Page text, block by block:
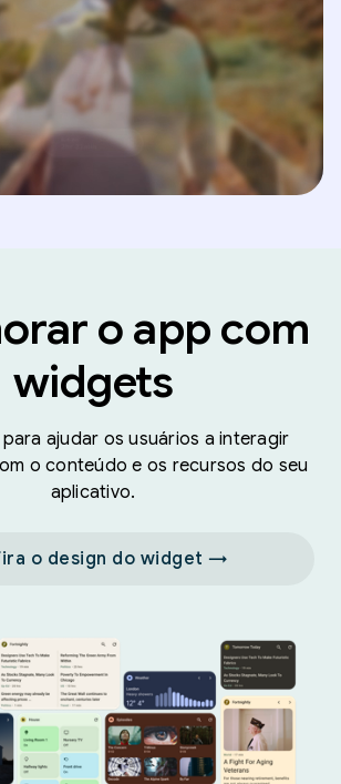
o app com
widgets
ajudar os usuários a interagir
o conteúdo e os recursos do seu
aplicativo.
o design do widget →